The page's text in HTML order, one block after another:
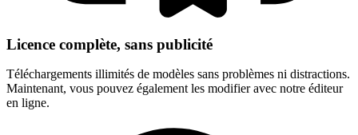
Licence complète, sans publicité
Téléchargements illimités de modèles sans problèmes ni distractions.
Maintenant, vous pouvez également les modifier avec notre éditeur
en ligne.